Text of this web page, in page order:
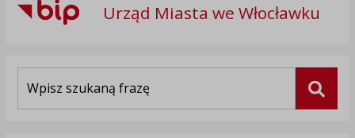
Urząd Miasta we Włocławku